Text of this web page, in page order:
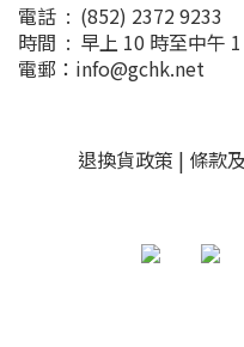
電話 : (852) 2372 9233
時間 : 早上 10 時至中午
電郵：info@gchk.net
退換貨政策 | 條款